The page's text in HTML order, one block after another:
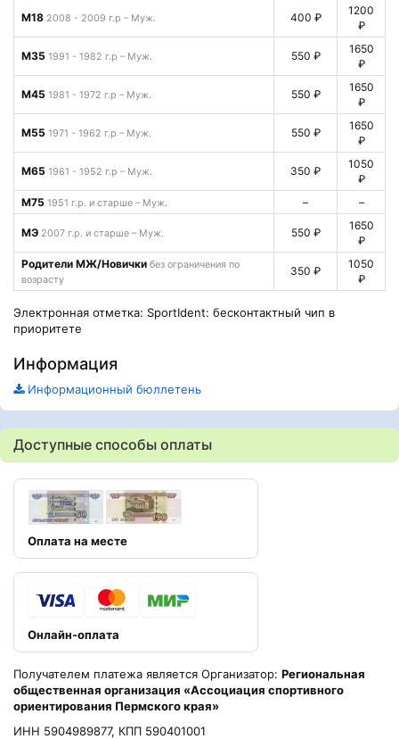
М18 2008 - 2009 г.р – Муж. 400 ₽
1200
₽
М35 1991 - 1982 г.р – Муж. 550 ₽
1650
₽
М45 1981 - 1972 г.р – Муж. 550 ₽
1650
₽
М55 1971 - 1962 г.р – Муж. 550 ₽
1650
₽
М65 1961 - 1952 г.р – Муж. 350 ₽
1050
₽
М75 1951 г.р. и старше – Муж. – –
МЭ 2007 г.р. и старше – Муж. 550 ₽
1650
₽
Родители МЖ/Новички без ограничения по
возрасту
350 ₽
1050
₽
Электронная отметка: SportIdent: бесконтактный чип в
приоритете
Информация
Информационный бюллетень
Доступные способы оплаты
Оплата на месте
Онлайн-оплата
Получателем платежа является Организатор: Региональная
общественная организация «Ассоциация спортивного
ориентирования Пермского края»
ИНН 5904989877, КПП 590401001